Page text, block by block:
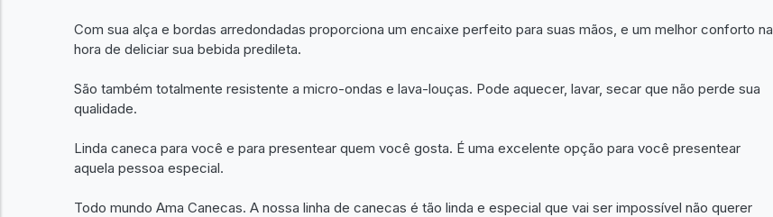
Com sua alça e bordas arredondadas proporciona um encaixe perfeito para suas mãos, e um melhor conforto na
hora de deliciar sua bebida predileta.
São também totalmente resistente a micro-ondas e lava-louças. Pode aquecer, lavar, secar que não perde sua
qualidade.
Linda caneca para você e para presentear quem você gosta. É uma excelente opção para você presentear
aquela pessoa especial.
Todo mundo Ama Canecas. A nossa linha de canecas é tão linda e especial que vai ser impossível não querer